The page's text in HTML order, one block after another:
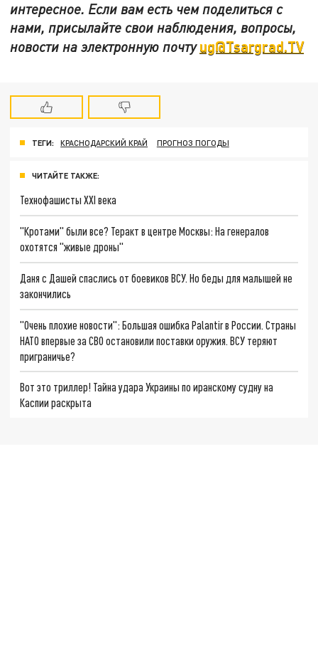
интересное. Если вам есть чем поделиться с
нами, присылайте свои наблюдения, вопросы,
новости на электронную почтуug@Tsargrad.TV
ТЕГИ: КРАСНОДАРСКИЙ КРАЙ ПРОГНОЗ ПОГОДЫ
ЧИТАЙТЕ ТАКЖЕ:
Технофашисты XXI века
"Кротами" были все? Теракт в центре Москвы: На генералов
охотятся "живые дроны"
Даня с Дашей спаслись от боевиков ВСУ. Но беды для малышей не
закончились
"Очень плохие новости": Большая ошибка Palantir в России. Страны
НАТО впервые за СВО остановили поставки оружия. ВСУ теряют
приграничье?
Вот это триллер! Тайна удара Украины по иранскому судну на
Каспии раскрыта